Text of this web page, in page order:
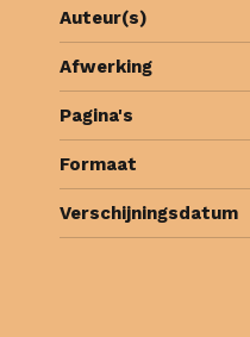
Auteur(s)
Afwerking
Pagina's
Formaat
Verschijningsdatum